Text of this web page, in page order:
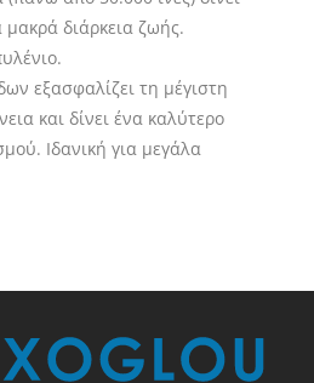
διάρκεια ζωής.
εξασφαλίζει τη μέγιστη
και δίνει ένα καλύτερο
Ιδανική για μεγάλα